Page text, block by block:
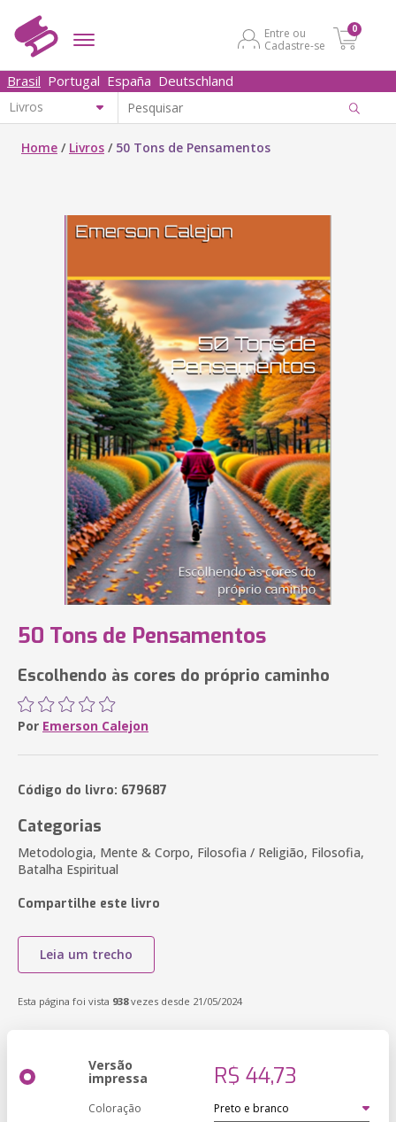
Entre ou
Cadastre-se
0
Brasil Portugal España Deutschland
Home / Livros / 50 Tons de Pensamentos
50 Tons de Pensamentos
Escolhendo às cores do próprio caminho
Por Emerson Calejon
Código do livro: 679687
Categorias
Metodologia, Mente & Corpo, Filosofia / Religião, Filosofia,
Batalha Espiritual
Compartilhe este livro
Leia um trecho
Esta página foi vista 938vezes desde 21/05/2024
Versão
impressa R$ 44,73
Coloração